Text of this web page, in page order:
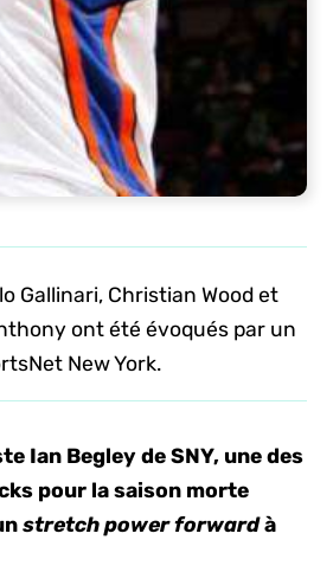
Gallinari, Christian Wood et
ont été évoqués par un
New York.
Ian Begley de SNY, une des
pour la saison morte
stretch power forward à